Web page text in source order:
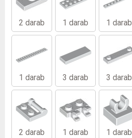
2 darab 1 darab 1 darab
1 darab 3 darab 3 darab
2 darab 1 darab 1 darab